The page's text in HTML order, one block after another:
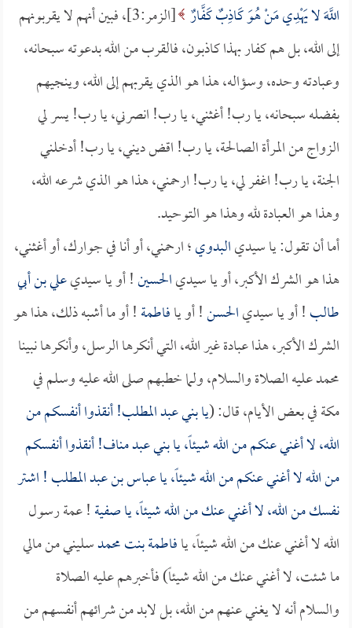
اللَّهَ لا يَهْدِي مَنْ هُوَ كَاذِبٌ كَفَّارٌ
[الزمر:3]، فبين أنهم لا يقربونهم
إلى الله، بل هم كفار بهذا كاذبون، فالقرب من الله بدعوته سبحانه،
وعبادته وحده، وسؤاله، هذا هو الذي يقربهم إلى الله، وينجيهم
بفضله سبحانه، يا رب! أغثني، يا رب! انصرني، يا رب! يسر لي
الزواج من المرأة الصالحة، يا رب! اقض ديني، يا رب! أدخلني
الجنة، يا رب! اغفر لي، يا رب! ارحمني، هذا هو الذي شرعه الله،
وهذا هو العبادة لله وهذا هو التوحيد.
أما أن تقول: يا سيديالبدوي؛ ارحمني، أو أنا في جوارك، أو أغثني،
هذا هو الشرك الأكبر، أو يا سيديالحسين! أو يا سيديعلي بن أبي
طالب! أو يا سيديالحسن! أو يافاطمة! أو ما أشبه ذلك، هذا هو
الشرك الأكبر، هذا عبادة غير الله، التي أنكرها الرسل، وأنكرها نبينا
محمد عليه الصلاة والسلام، ولما خطبهم صلى الله عليه وسلم في
مكة في بعض الأيام، قال: (يا بني عبد المطلب! أنقذوا أنفسكم من
الله، لا أغني عنكم من الله شيئاً، يا بني عبد مناف! أنقذوا أنفسكم
من الله لا أغني عنكم من الله شيئاً، ياعباس بن عبد المطلب! اشتر
نفسك من الله، لا أغني عنك من الله شيئاً، ياصفية! عمة رسول
الله لا أغني عنك من الله شيئاً، يافاطمة بنت محمدسليني من مالي
ما شئت، لا أغني عنك من الله شيئاً) فأخبرهم عليه الصلاة
والسلام أنه لا يغني عنهم من الله، بل لابد من شرائهم أنفسهم من